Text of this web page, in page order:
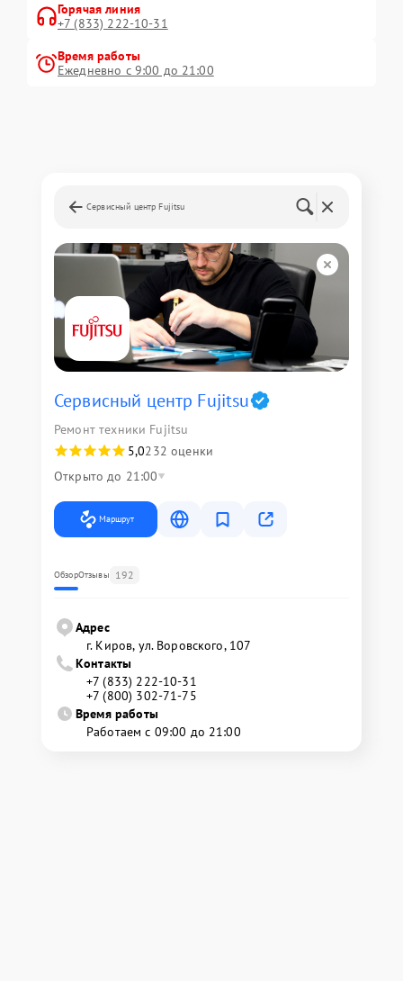
Горячая линия
+7 (833) 222-10-31
Время работы
Ежедневно с 9:00 до 21:00
Сервисный центр Fujitsu
Сервисный центр Fujitsu
Ремонт техники Fujitsu
5,0232 оценки
Открыто до 21:00
Маршрут
ОбзорОтзывы 192
Адрес
г. Киров, ул. Воровского, 107
Контакты
+7 (833) 222-10-31
+7 (800) 302-71-75
Время работы
Работаем с 09:00 до 21:00